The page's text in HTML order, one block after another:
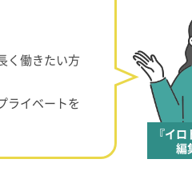
く働きたい方
ライベートを
『イ
編